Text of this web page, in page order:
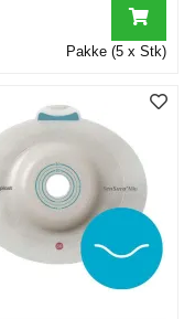
Pakke (5 x Stk)